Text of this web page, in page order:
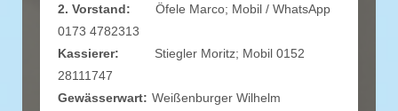
2. Vorstand:
Öfele Marco; Mobil / WhatsApp
0173 4782313
Kassierer: Stiegler Moritz; Mobil 0152
28111747
Gewässerwart: Weißenburger Wilhelm